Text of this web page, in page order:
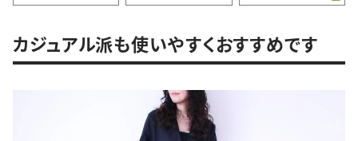
カジュアル派も使いやすくおすすめです